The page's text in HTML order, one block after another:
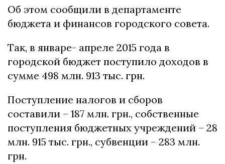
Об этом сообщили в департаменте
бюджета и финансов городского совета.
Так, в январе- апреле 2015 года в
городской бюджет поступило доходов в
сумме 498 млн. 913 тыс. грн.
Поступление налогов и сборов
составили – 187 млн. грн., собственные
поступления бюджетных учреждений – 28
млн. 915 тыс. грн., субвенции – 283 млн.
грн.